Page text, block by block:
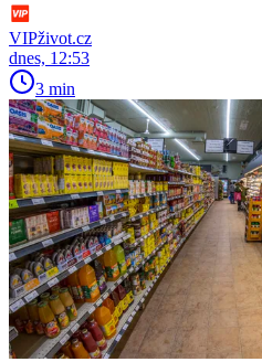
VIPživot.cz
dnes, 12:53
3 min